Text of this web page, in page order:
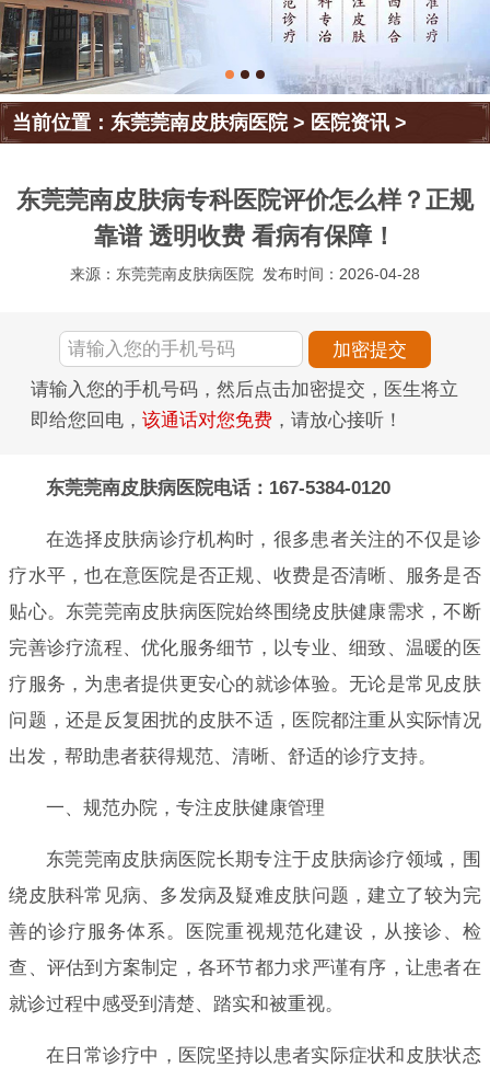
当前位置：东莞莞南皮肤病医院> 医院资讯 >
东莞莞南皮肤病专科医院评价怎么样？正规
靠谱 透明收费 看病有保障！
来源：东莞莞南皮肤病医院 发布时间：2026-04-28
请输入您的手机号码，然后点击加密提交，医生将立
即给您回电， 该通话对您免费 ，请放心接听！
东莞莞南皮肤病医院电话：167-5384-0120
在选择皮肤病诊疗机构时，很多患者关注的不仅是诊
疗水平，也在意医院是否正规、收费是否清晰、服务是否
贴心。东莞莞南皮肤病医院始终围绕皮肤健康需求，不断
完善诊疗流程、优化服务细节，以专业、细致、温暖的医
疗服务，为患者提供更安心的就诊体验。无论是常见皮肤
问题，还是反复困扰的皮肤不适，医院都注重从实际情况
出发，帮助患者获得规范、清晰、舒适的诊疗支持。
一、规范办院，专注皮肤健康管理
东莞莞南皮肤病医院长期专注于皮肤病诊疗领域，围
绕皮肤科常见病、多发病及疑难皮肤问题，建立了较为完
善的诊疗服务体系。医院重视规范化建设，从接诊、检
查、评估到方案制定，各环节都力求严谨有序，让患者在
就诊过程中感受到清楚、踏实和被重视。
在日常诊疗中，医院坚持以患者实际症状和皮肤状态